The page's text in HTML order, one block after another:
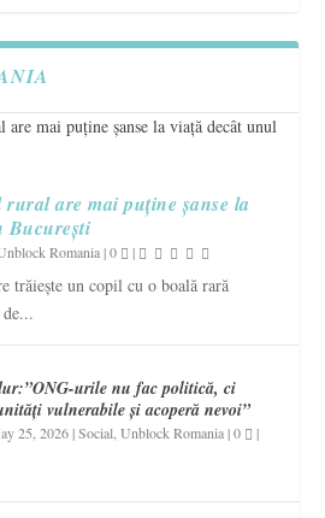
are mai puține șanse la
București
Romania|0 |
trăiește un copil cu o boală rară
de...
urile nu fac politică, ci
vulnerabile și acoperă nevoi”
25, 2026|Social ,Unblock Romania|0 |